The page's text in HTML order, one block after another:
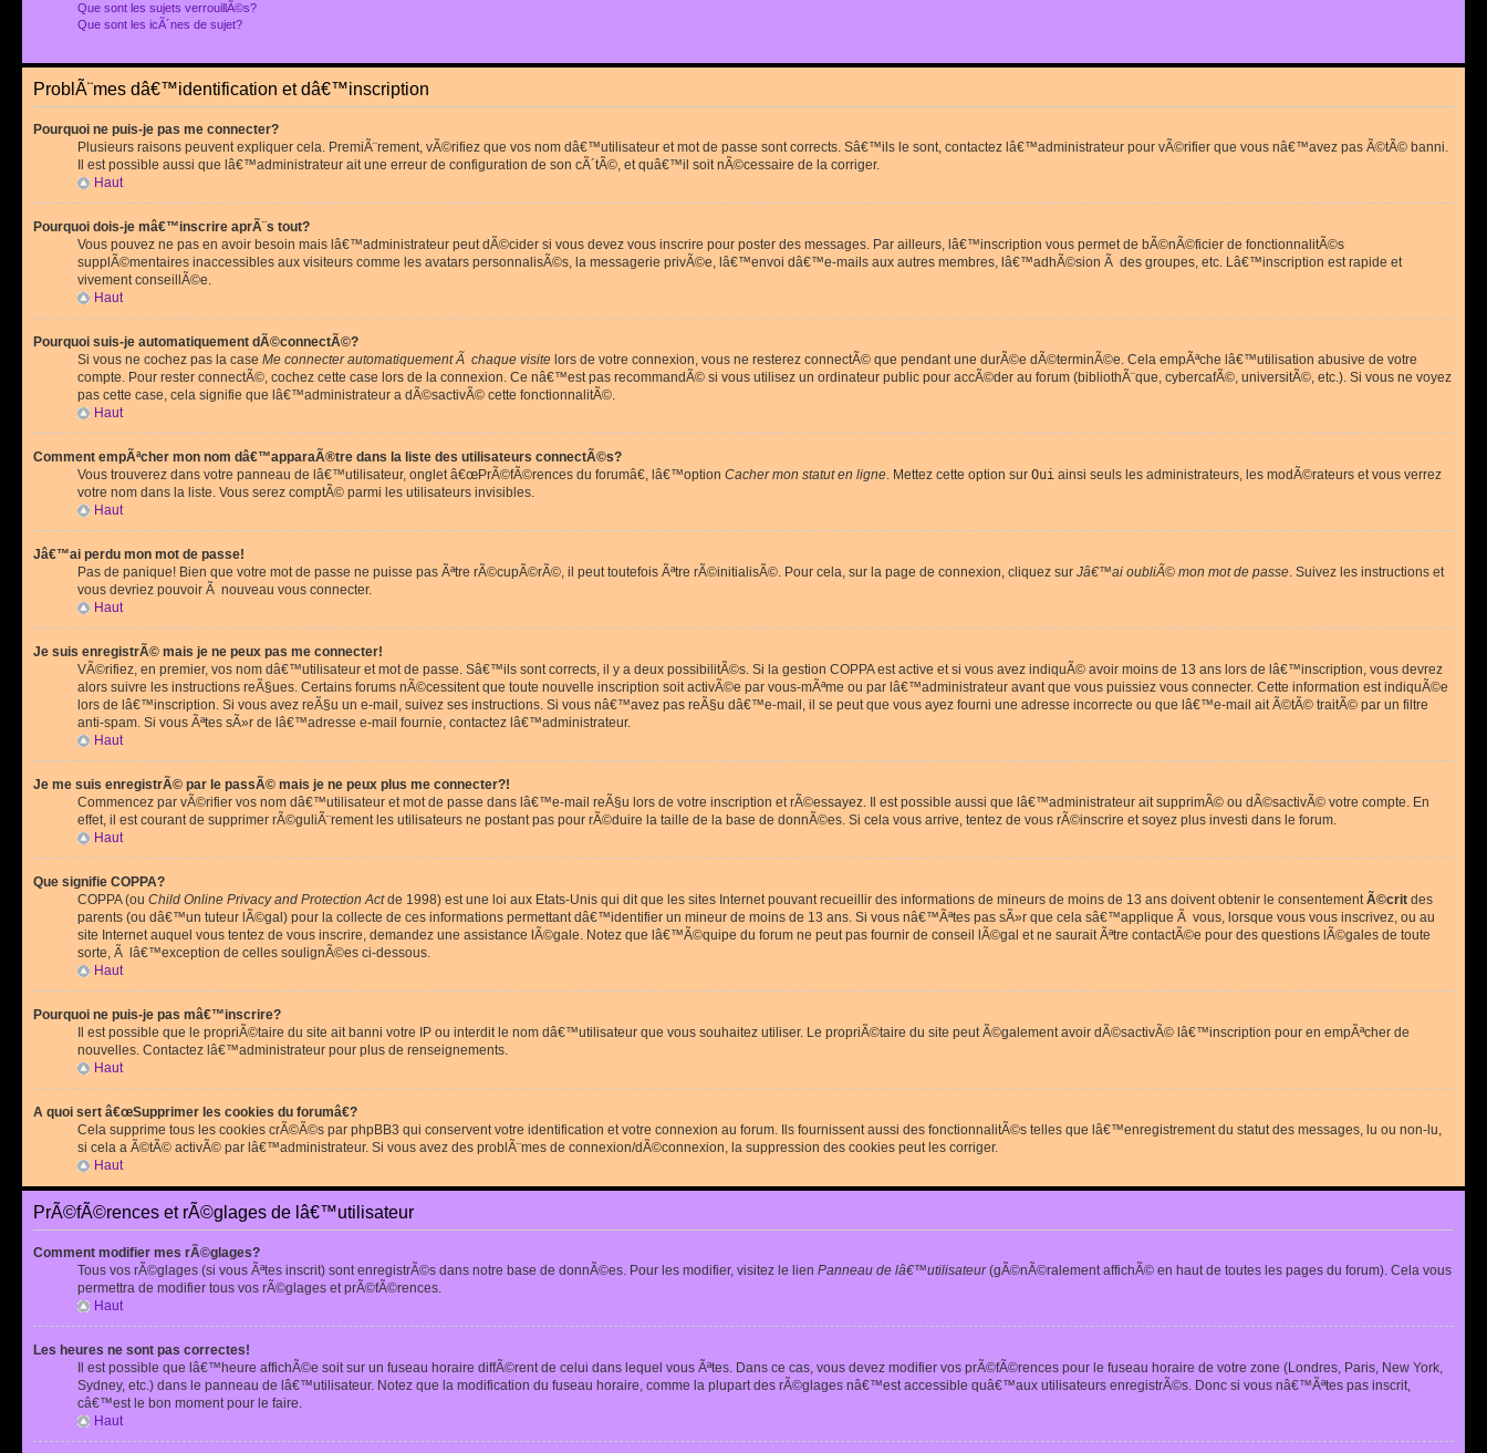
Que sont les sujets verrouillÃ©s?
Que sont les icÃ´nes de sujet?
ProblÃ¨mes dâ€™identification et dâ€™inscription
Pourquoi ne puis-je pas me connecter?
Plusieurs raisons peuvent expliquer cela. PremiÃ¨rement, vÃ©rifiez que vos nom dâ€™utilisateur et mot de passe sont corrects. Sâ€™ils le sont, contactez lâ€™administrateur pour vÃ©rifier que vous nâ€™avez pas Ã©tÃ© banni.
Il est possible aussi que lâ€™administrateur ait une erreur de configuration de son cÃ´tÃ©, et quâ€™il soit nÃ©cessaire de la corriger.
Haut
Pourquoi dois-je mâ€™inscrire aprÃ¨s tout?
Vous pouvez ne pas en avoir besoin mais lâ€™administrateur peut dÃ©cider si vous devez vous inscrire pour poster des messages. Par ailleurs, lâ€™inscription vous permet de bÃ©nÃ©ficier de fonctionnalitÃ©s
supplÃ©mentaires inaccessibles aux visiteurs comme les avatars personnalisÃ©s, la messagerie privÃ©e, lâ€™envoi dâ€™e-mails aux autres membres, lâ€™adhÃ©sion Ã des groupes, etc. Lâ€™inscription est rapide et
vivement conseillÃ©e.
Haut
Pourquoi suis-je automatiquement dÃ©connectÃ©?
Si vous ne cochez pas la case Me connecter automatiquement Ã chaque visite lors de votre connexion, vous ne resterez connectÃ© que pendant une durÃ©e dÃ©terminÃ©e. Cela empÃªche lâ€™utilisation abusive de votre
compte. Pour rester connectÃ©, cochez cette case lors de la connexion. Ce nâ€™est pas recommandÃ© si vous utilisez un ordinateur public pour accÃ©der au forum (bibliothÃ¨que, cybercafÃ©, universitÃ©, etc.). Si vous ne voyez
pas cette case, cela signifie que lâ€™administrateur a dÃ©sactivÃ© cette fonctionnalitÃ©.
Haut
Comment empÃªcher mon nom dâ€™apparaÃ®tre dans la liste des utilisateurs connectÃ©s?
Vous trouverez dans votre panneau de lâ€™utilisateur, onglet â€œPrÃ©fÃ©rences du forumâ€, lâ€™option Cacher mon statut en ligne. Mettez cette option sur Oui ainsi seuls les administrateurs, les modÃ©rateurs et vous verrez
votre nom dans la liste. Vous serez comptÃ© parmi les utilisateurs invisibles.
Haut
Jâ€™ai perdu mon mot de passe!
Pas de panique! Bien que votre mot de passe ne puisse pas Ãªtre rÃ©cupÃ©rÃ©, il peut toutefois Ãªtre rÃ©initialisÃ©. Pour cela, sur la page de connexion, cliquez sur Jâ€™ai oubliÃ© mon mot de passe. Suivez les instructions et
vous devriez pouvoir Ã nouveau vous connecter.
Haut
Je suis enregistrÃ© mais je ne peux pas me connecter!
VÃ©rifiez, en premier, vos nom dâ€™utilisateur et mot de passe. Sâ€™ils sont corrects, il y a deux possibilitÃ©s. Si la gestion COPPA est active et si vous avez indiquÃ© avoir moins de 13 ans lors de lâ€™inscription, vous devrez
alors suivre les instructions reÃ§ues. Certains forums nÃ©cessitent que toute nouvelle inscription soit activÃ©e par vous-mÃªme ou par lâ€™administrateur avant que vous puissiez vous connecter. Cette information est indiquÃ©e
lors de lâ€™inscription. Si vous avez reÃ§u un e-mail, suivez ses instructions. Si vous nâ€™avez pas reÃ§u dâ€™e-mail, il se peut que vous ayez fourni une adresse incorrecte ou que lâ€™e-mail ait Ã©tÃ© traitÃ© par un filtre
anti-spam. Si vous Ãªtes sÃ»r de lâ€™adresse e-mail fournie, contactez lâ€™administrateur.
Haut
Je me suis enregistrÃ© par le passÃ© mais je ne peux plus me connecter?!
Commencez par vÃ©rifier vos nom dâ€™utilisateur et mot de passe dans lâ€™e-mail reÃ§u lors de votre inscription et rÃ©essayez. Il est possible aussi que lâ€™administrateur ait supprimÃ© ou dÃ©sactivÃ© votre compte. En
effet, il est courant de supprimer rÃ©guliÃ¨rement les utilisateurs ne postant pas pour rÃ©duire la taille de la base de donnÃ©es. Si cela vous arrive, tentez de vous rÃ©inscrire et soyez plus investi dans le forum.
Haut
Que signifie COPPA?
COPPA (ou Child Online Privacy and Protection Actde 1998) est une loi aux Etats-Unis qui dit que les sites Internet pouvant recueillir des informations de mineurs de moins de 13 ans doivent obtenir le consentementÃ©crit des
parents (ou dâ€™un tuteur lÃ©gal) pour la collecte de ces informations permettant dâ€™identifier un mineur de moins de 13 ans. Si vous nâ€™Ãªtes pas sÃ»r que cela sâ€™applique Ã vous, lorsque vous vous inscrivez, ou au
site Internet auquel vous tentez de vous inscrire, demandez une assistance lÃ©gale. Notez que lâ€™Ã©quipe du forum ne peut pas fournir de conseil lÃ©gal et ne saurait Ãªtre contactÃ©e pour des questions lÃ©gales de toute
sorte, Ã lâ€™exception de celles soulignÃ©es ci-dessous.
Haut
Pourquoi ne puis-je pas mâ€™inscrire?
Il est possible que le propriÃ©taire du site ait banni votre IP ou interdit le nom dâ€™utilisateur que vous souhaitez utiliser. Le propriÃ©taire du site peut Ã©galement avoir dÃ©sactivÃ© lâ€™inscription pour en empÃªcher de
nouvelles. Contactez lâ€™administrateur pour plus de renseignements.
Haut
A quoi sert â€œSupprimer les cookies du forumâ€?
Cela supprime tous les cookies crÃ©Ã©s par phpBB3 qui conservent votre identification et votre connexion au forum. Ils fournissent aussi des fonctionnalitÃ©s telles que lâ€™enregistrement du statut des messages, lu ou non-lu,
si cela a Ã©tÃ© activÃ© par lâ€™administrateur. Si vous avez des problÃ¨mes de connexion/dÃ©connexion, la suppression des cookies peut les corriger.
Haut
PrÃ©fÃ©rences et rÃ©glages de lâ€™utilisateur
Comment modifier mes rÃ©glages?
Tous vos rÃ©glages (si vous Ãªtes inscrit) sont enregistrÃ©s dans notre base de donnÃ©es. Pour les modifier, visitez le lien Panneau de lâ€™utilisateur(gÃ©nÃ©ralement affichÃ© en haut de toutes les pages du forum). Cela vous
permettra de modifier tous vos rÃ©glages et prÃ©fÃ©rences.
Haut
Les heures ne sont pas correctes!
Il est possible que lâ€™heure affichÃ©e soit sur un fuseau horaire diffÃ©rent de celui dans lequel vous Ãªtes. Dans ce cas, vous devez modifier vos prÃ©fÃ©rences pour le fuseau horaire de votre zone (Londres, Paris, New York,
Sydney, etc.) dans le panneau de lâ€™utilisateur. Notez que la modification du fuseau horaire, comme la plupart des rÃ©glages nâ€™est accessible quâ€™aux utilisateurs enregistrÃ©s. Donc si vous nâ€™Ãªtes pas inscrit,
câ€™est le bon moment pour le faire.
Haut